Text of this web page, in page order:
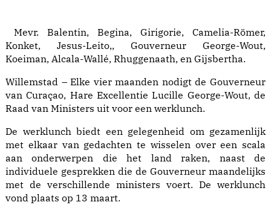
Mevr. Balentin, Begina, Girigorie, Camelia-Römer,
Konket, Jesus-Leito,, Gouverneur George-Wout,
Koeiman, Alcala-Wallé, Rhuggenaath, en Gijsbertha.
Willemstad – Elke vier maanden nodigt de Gouverneur
van Curaçao, Hare Excellentie Lucille George-Wout, de
Raad van Ministers uit voor een werklunch.
De werklunch biedt een gelegenheid om gezamenlijk
met elkaar van gedachten te wisselen over een scala
aan onderwerpen die het land raken, naast de
individuele gesprekken die de Gouverneur maandelijks
met de verschillende ministers voert. De werklunch
vond plaats op 13 maart.